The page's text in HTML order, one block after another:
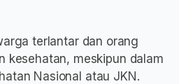
terlantar dan orang
kesehatan, meskipun dalam
Nasional atau JKN.